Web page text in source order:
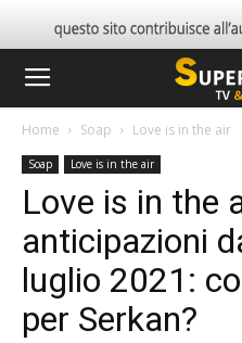
Home Soap Love is in the air
Soap Love is in the air
Love is in the
anticipazioni
luglio 2021:
per Serkan?